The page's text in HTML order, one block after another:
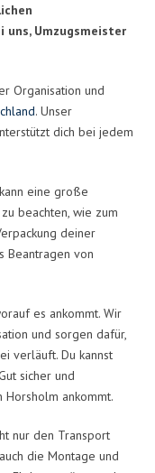
uns, Umzugsmeister
Organisation und
. Unser
dich bei jedem
eine große
beachten, wie zum
deiner
Beantragen von
es ankommt. Wir
und sorgen dafür,
verläuft. Du kannst
sicher und
Horsholm ankommt.
nur den Transport
die Montage und